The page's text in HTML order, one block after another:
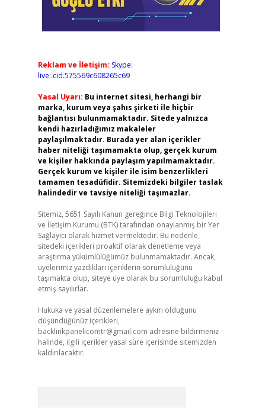
Reklam ve İletişim: Skype:
live:.cid.575569c608265c69
Yasal Uyarı: Bu internet sitesi, herhangi bir
marka, kurum veya şahıs şirketi ile hiçbir
bağlantısı bulunmamaktadır. Sitede yalnızca
kendi hazırladığımız makaleler
paylaşılmaktadır. Burada yer alan içerikler
haber niteliği taşımamakta olup, gerçek kurum
ve kişiler hakkında paylaşım yapılmamaktadır.
Gerçek kurum ve kişiler ile isim benzerlikleri
tamamen tesadüfidir. Sitemizdeki bilgiler taslak
halindedir ve tavsiye niteliği taşımazlar.
Sitemiz, 5651 Sayılı Kanun gereğince Bilgi Teknolojileri
ve İletişim Kurumu (BTK) tarafından onaylanmış bir Yer
Sağlayıcı olarak hizmet vermektedir. Bu nedenle,
sitedeki içerikleri proaktif olarak denetleme veya
araştırma yükümlülüğümüz bulunmamaktadır. Ancak,
üyelerimiz yazdıkları içeriklerin sorumluluğunu
taşımakta olup, siteye üye olarak bu sorumluluğu kabul
etmiş sayılırlar.
Hukuka ve yasal düzenlemelere aykırı olduğunu
düşündüğünüz içerikleri,
backlinkpanelicomtr@gmail.com adresine bildirmeniz
halinde, ilgili içerikler yasal süre içerisinde sitemizden
kaldırılacaktır.